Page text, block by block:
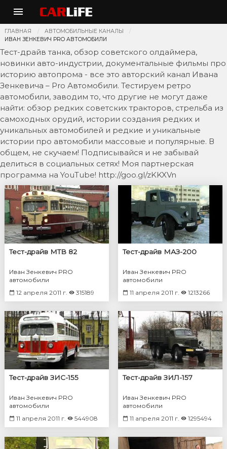
ГЛАВНАЯ
АВТОМОБИЛЬНЫЕ КАНАЛЫ
ИВАН ЗЕНКЕВИЧ PRO АВТОМОБИЛИ
Тест-драйв танка, обзор советского олдаймера,
новинки авто-индустрии, документальные фильмы про
историю автопрома - все это авторский канал Ивана
Зенкевича – Pro Автомобили. Тестируем ретро
автомобили, заводим то, что другие не могут даже
найти: обзор редких советских тракторов, стрельба из
самоходных орудий, истории создания редких и
уникальных автомобилей и редкие и уникальные
истории про автомобили массовые и популярные. В
общем, не скучаем! Подписывайся и не забывай
делиться в социальных сетях! Моя партнерская
программа на YouTube! http://goo.gl/zKKXVn
Тест-драйв МТВ 82
Иван Зенкевич PRO
автомобили
12 апреля 2011 г.
315189
Тест-драйв МАЗ-200
Иван Зенкевич PRO
автомобили
11 апреля 2011 г.
1213266
Тест-драйв ЗИС-155
Иван Зенкевич PRO
автомобили
11 апреля 2011 г.
544908
Тест-драйв ЗИЛ-157
Иван Зенкевич PRO
автомобили
11 апреля 2011 г.
1295494